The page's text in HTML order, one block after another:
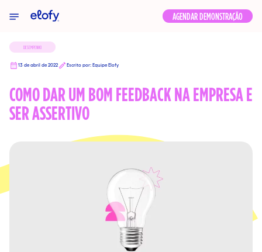
AGENDAR DEMONSTRAÇÃO
DESEMPENHO
13 de abril de 2022 Escrito por: Equipe Elofy
COMO DAR UM BOM FEEDBACK NA EMPRESA E
SER ASSERTIVO